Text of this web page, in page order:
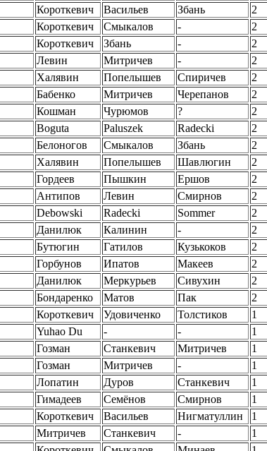
Короткевич Васильев Збань 2
Короткевич Смыкалов - 2
Короткевич Збань - 2
Левин Митричев - 2
Халявин Попелышев Спиричев 2
Бабенко Митричев Черепанов 2
Кошман Чурюмов ? 2
Boguta Paluszek Radecki 2
Белоногов Смыкалов Збань 2
Халявин Попелышев Шавлюгин 2
Гордеев Пышкин Ершов 2
Антипов Левин Смирнов 2
Debowski Radecki Sommer 2
Данилюк Калинин - 2
Бутюгин Гатилов Кузькоков 2
Горбунов Ипатов Макеев 2
Данилюк Меркурьев Сивухин 2
Бондаренко Матов Пак 2
Короткевич Удовиченко Толстиков 1
Yuhao Du - - 1
Гозман Станкевич Митричев 1
Гозман Митричев - 1
Лопатин Дуров Станкевич 1
Гимадеев Семёнов Смирнов 1
Короткевич Васильев Нигматуллин 1
Митричев Станкевич - 1